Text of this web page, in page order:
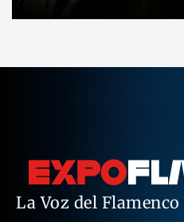
La Voz del